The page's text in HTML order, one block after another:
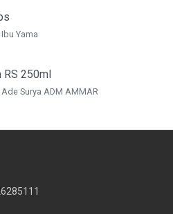
Yama
RS 250ml
Surya ADM AMMAR